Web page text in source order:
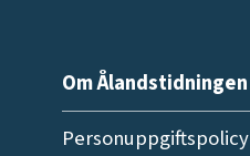
Om Ålandstidningen
Personuppgiftspolicy